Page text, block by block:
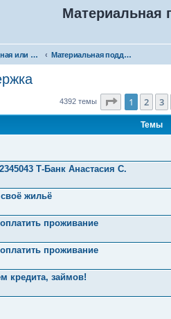
Материальная
Безвозмездная или условно-безвозмездная помощь Материальная поддержка
4392 темы Страница
1 2 3
Темы
Т-Банк Анастасия С.
жильё
проживание
проживание
кредита, займов!